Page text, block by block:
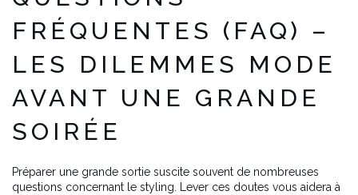
FRÉQUENTES (FAQ) –
LES DILEMMES MODE
AVANT UNE GRANDE
SOIRÉE
Préparer une grande sortie suscite souvent de nombreuses
questions concernant le styling. Lever ces doutes vous aidera à